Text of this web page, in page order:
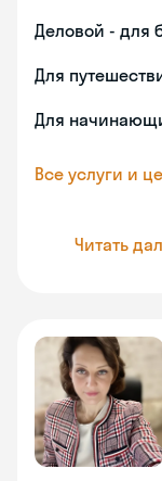
Деловой - для
Для
Для
Все услуги и
Читать